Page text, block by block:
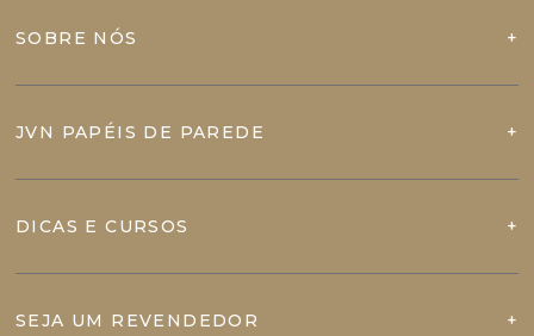
SOBRE NÓS
JVN PAPÉIS DE PAREDE
DICAS E CURSOS
SEJA UM REVENDEDOR